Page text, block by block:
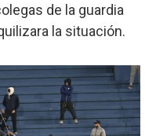
de la guardia
la situación.